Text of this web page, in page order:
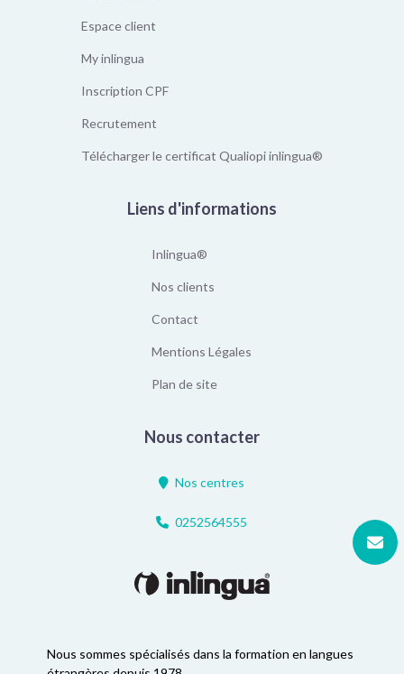
Nous sommes spécialisés dans la formation en langues
Espace client
My inlingua
Inscription CPF
Recrutement
Télécharger le certificat Qualiopi inlingua®
Liens d'informations
Inlingua®
Nos clients
Contact
Mentions Légales
Plan de site
Nous contacter
Nos centres
0252564555